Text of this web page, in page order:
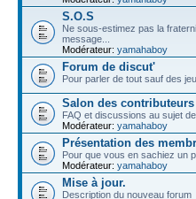
S.O.S
Ne sous-estimez pas la
message...
Modérateur: yamahaboy
Forum de discut'
Pour parler de tout sauf des
Salon des contributeurs
FAQ et discussions au sujet
Modérateur: yamahaboy
Présentation des
Pour que vous en sachiez un
Modérateur: yamahaboy
Mise à jour.
Description du nouveau forum